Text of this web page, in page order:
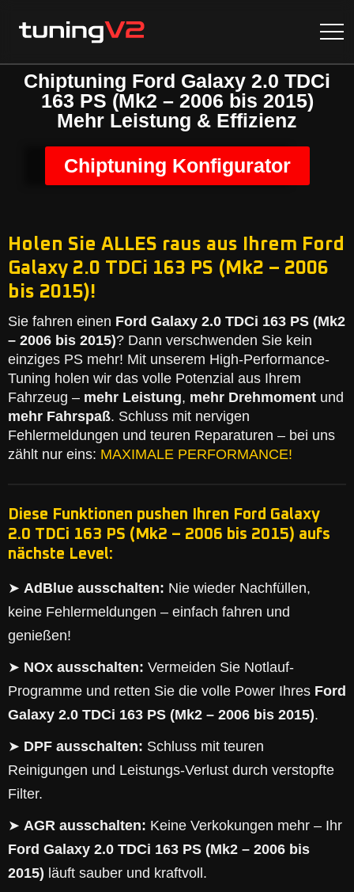
Chiptuning Ford Galaxy 2.0 TDCi
163 PS (Mk2 – 2006 bis 2015)
Mehr Leistung & Effizienz
Chiptuning Konfigurator
Holen Sie ALLES raus aus Ihrem Ford
Galaxy 2.0 TDCi 163 PS (Mk2 – 2006
bis 2015)!
Sie fahren einen Ford Galaxy 2.0 TDCi 163 PS (Mk2
– 2006 bis 2015)? Dann verschwenden Sie kein
einziges PS mehr! Mit unserem High-Performance-
Tuning holen wir das volle Potenzial aus Ihrem
Fahrzeug – mehr Leistung, mehr Drehmoment und
mehr Fahrspaß. Schluss mit nervigen
Fehlermeldungen und teuren Reparaturen – bei uns
zählt nur eins: MAXIMALE PERFORMANCE!
Diese Funktionen pushen Ihren Ford Galaxy
2.0 TDCi 163 PS (Mk2 – 2006 bis 2015) aufs
nächste Level:
➤ AdBlue ausschalten: Nie wieder Nachfüllen,
keine Fehlermeldungen – einfach fahren und
genießen!
➤ NOx ausschalten: Vermeiden Sie Notlauf-
Programme und retten Sie die volle Power Ihres Ford
Galaxy 2.0 TDCi 163 PS (Mk2 – 2006 bis 2015).
➤ DPF ausschalten: Schluss mit teuren
Reinigungen und Leistungs-Verlust durch verstopfte
Filter.
➤ AGR ausschalten: Keine Verkokungen mehr – Ihr
Ford Galaxy 2.0 TDCi 163 PS (Mk2 – 2006 bis
2015) läuft sauber und kraftvoll.